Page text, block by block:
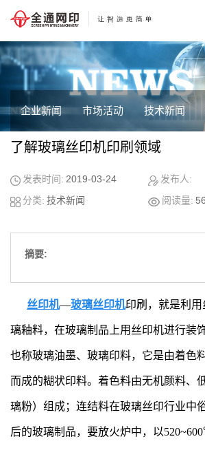
企业新闻 市场活动 技术新闻
了解玻璃丝印机印刷领域
发表时间: 2019-03-24
发布人:
分类: 技术新闻 阅读量:
摘要:
丝印机—玻璃丝印机印刷，就是利
璃釉料，在玻璃制品上用丝印机进行装
也称玻璃油墨、玻璃印料，它是由着色
而成的糊状印料。着色料由无机颜料、
璃粉）组成；连结料在玻璃丝印行业中
后的玻璃制品，要放火炉中，以